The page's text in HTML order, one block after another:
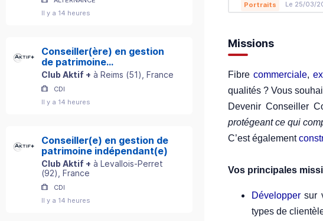
Il y a 14 heures
Conseiller(ère) en gestion
de patrimoine
indépendant(e)
Club Aktif + à Reims (51) , France
CDI
Il y a 14 heures
Conseiller(e) en gestion de
patrimoine indépendant(e)
Club Aktif + à Levallois-Perret
(92) , France
CDI
Il y a 14 heures
Portraits Le 25/03/
Missions
Fibrecommerciale,
qualités ? Vous
Devenir Conseiller
protégeant ce qui
C’est également
Vos principales
Développer sur
types de